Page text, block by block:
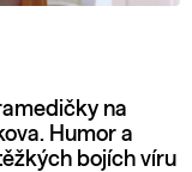
na
Humor a
bojích víru